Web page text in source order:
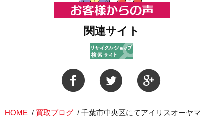
関連サイト
HOME / 買取ブログ / 千葉市中央区にてアイリスオーヤマ